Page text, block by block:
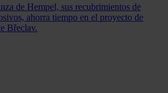
de Hempel, sus recubrimientos de
ahorra tiempo en el proyecto de
Břeclav.